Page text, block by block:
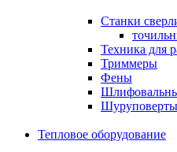
Станки
Техника для
Триммеры
Фены
Шуруповерты
Тепловое оборудование